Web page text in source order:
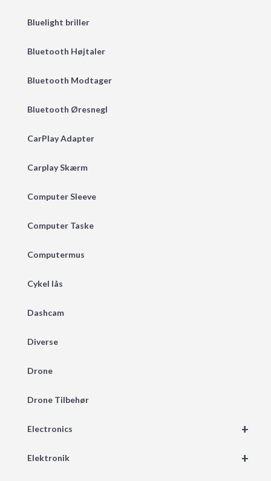
Bluelight briller
Bluetooth Højtaler
Bluetooth Modtager
Bluetooth Øresnegl
CarPlay Adapter
Carplay Skærm
Computer Sleeve
Computer Taske
Computermus
Cykel lås
Dashcam
Diverse
Drone
Drone Tilbehør
+
Electronics
+
Elektronik